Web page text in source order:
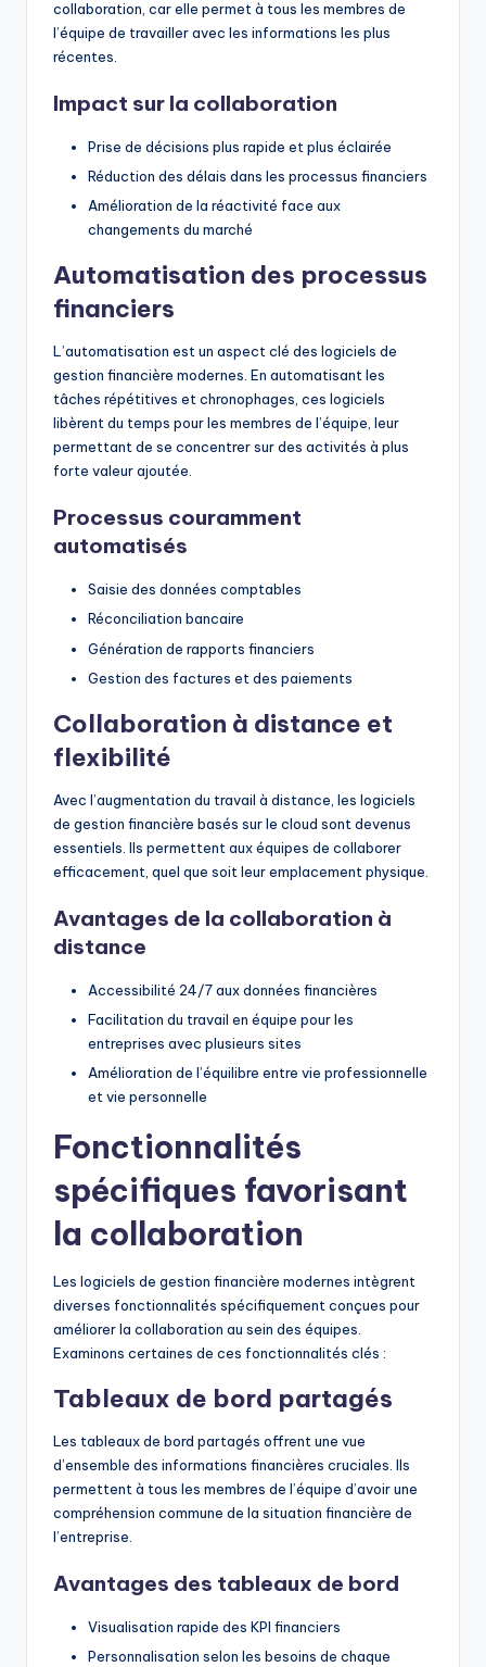
collaboration, car elle permet à tous les membres de
l’équipe de travailler avec les informations les plus
récentes.
Impact sur la collaboration
Prise de décisions plus rapide et plus éclairée
Réduction des délais dans les processus financiers
Amélioration de la réactivité face aux
changements du marché
Automatisation des processus
financiers
L’automatisation est un aspect clé des logiciels de
gestion financière modernes. En automatisant les
tâches répétitives et chronophages, ces logiciels
libèrent du temps pour les membres de l’équipe, leur
permettant de se concentrer sur des activités à plus
forte valeur ajoutée.
Processus couramment
automatisés
Saisie des données comptables
Réconciliation bancaire
Génération de rapports financiers
Gestion des factures et des paiements
Collaboration à distance et
flexibilité
Avec l’augmentation du travail à distance, les logiciels
de gestion financière basés sur le cloud sont devenus
essentiels. Ils permettent aux équipes de collaborer
efficacement, quel que soit leur emplacement physique.
Avantages de la collaboration à
distance
Accessibilité 24/7 aux données financières
Facilitation du travail en équipe pour les
entreprises avec plusieurs sites
Amélioration de l’équilibre entre vie professionnelle
et vie personnelle
Fonctionnalités
spécifiques favorisant
la collaboration
Les logiciels de gestion financière modernes intègrent
diverses fonctionnalités spécifiquement conçues pour
améliorer la collaboration au sein des équipes.
Examinons certaines de ces fonctionnalités clés :
Tableaux de bord partagés
Les tableaux de bord partagés offrent une vue
d’ensemble des informations financières cruciales. Ils
permettent à tous les membres de l’équipe d’avoir une
compréhension commune de la situation financière de
l’entreprise.
Avantages des tableaux de bord
Visualisation rapide des KPI financiers
Personnalisation selon les besoins de chaque